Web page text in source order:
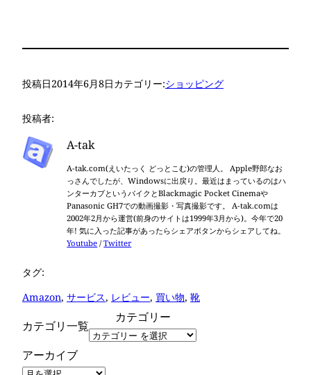
投稿日2014年6月8日カテゴリー:ショッピング
投稿者:
A-tak
A-tak.com(えいたっく どっとこむ)の管理人。 Apple野郎なお
っさんでしたが、Windowsに出戻り。最近はまっているのはハ
ンターカブというバイクとBlackmagic Pocket Cinemaや
Panasonic GH7での動画撮影・写真撮影です。 A-tak.comは
2002年2月から運営(前身のサイトは1999年3月から)。今年で20
年! 気に入った記事があったらシェアボタンからシェアしてね。
Youtube /Twitter
タグ:
Amazon, サービス, レビュー, 買い物, 靴
カテゴリ一覧
カテゴリー
アーカイブ